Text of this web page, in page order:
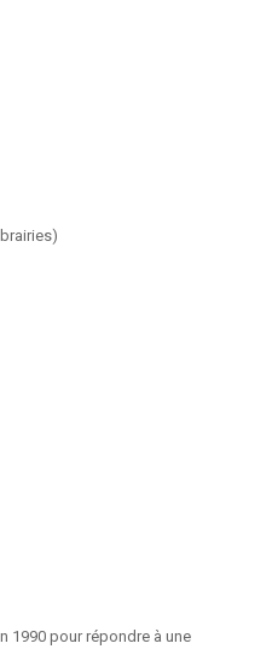
1990 pour répondre à une